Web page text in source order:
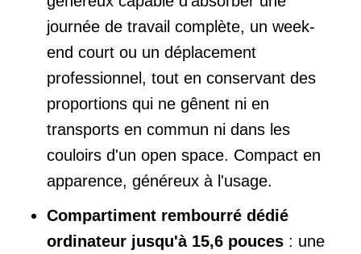
journée de travail complète, un week-
end court ou un déplacement
professionnel, tout en conservant des
proportions qui ne gênent ni en
transports en commun ni dans les
couloirs d'un open space. Compact en
apparence, généreux à l'usage.
Compartiment rembourré dédié
ordinateur jusqu'à 15,6 pouces : une